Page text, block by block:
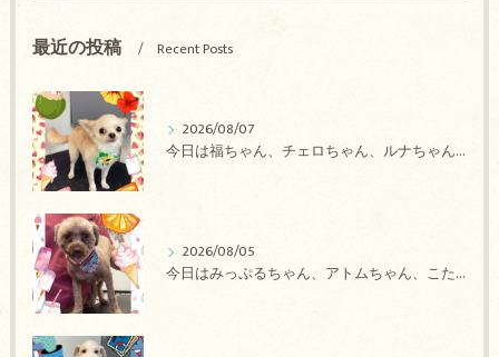
最近の投稿 Recent Posts
2026/08/07
今日は福ちゃん、チェロちゃん、ルナちゃん、Royちゃん、アネラちゃん、ポコちゃんのトリミングの紹介です【奈良のエース動物病院】
2026/08/05
今日はみっぷるちゃん、アトムちゃん、こたろうちゃん、ルルちゃん、アンジュちゃん、がぶちゃんのトリミングの紹介です【奈良のエース動物病院】